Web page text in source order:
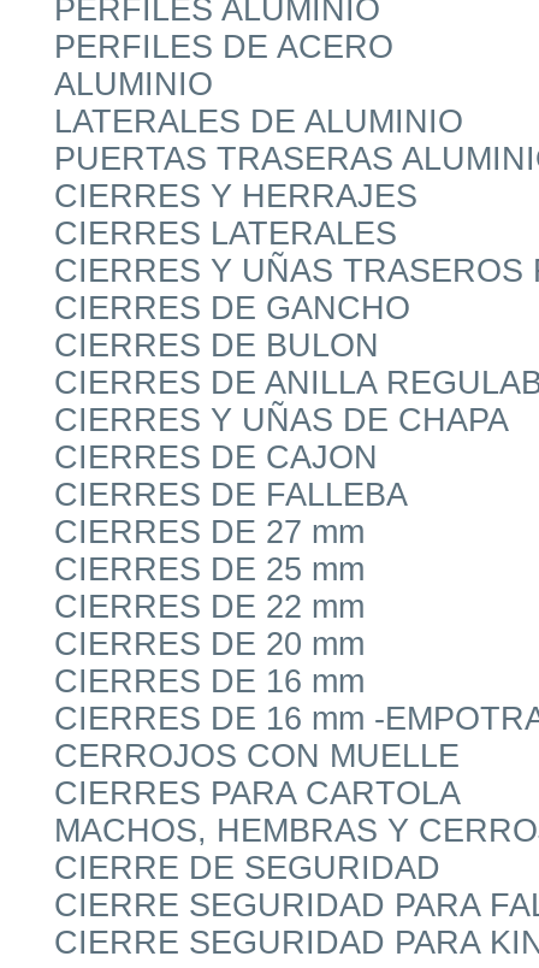
PERFILES ALUMINIO
PERFILES DE ACERO
ALUMINIO
LATERALES DE ALUMINIO
PUERTAS TRASERAS
CIERRES Y HERRAJES
CIERRES LATERALES
CIERRES Y UÑAS TRASEROS
CIERRES DE GANCHO
CIERRES DE BULON
CIERRES DE ANILLA
CIERRES Y UÑAS DE CHAPA
CIERRES DE CAJON
CIERRES DE FALLEBA
CIERRES DE 27 mm
CIERRES DE 25 mm
CIERRES DE 22 mm
CIERRES DE 20 mm
CIERRES DE 16 mm
CIERRES DE 16 mm -
CERROJOS CON MUELLE
CIERRES PARA CARTOLA
MACHOS, HEMBRAS Y
CIERRE DE SEGURIDAD
CIERRE SEGURIDAD PARA
CIERRE SEGURIDAD PARA